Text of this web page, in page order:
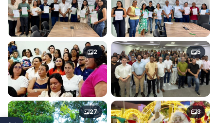
2 5
27 3